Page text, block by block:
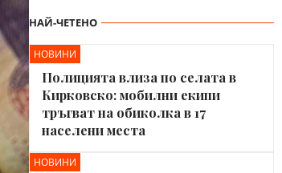
НАЙ-ЧЕТЕНО
НОВИНИ
Полицията влиза по селата в
Кирковско: мобилни екипи
тръгват на обиколка в 17
населени места
НОВИНИ